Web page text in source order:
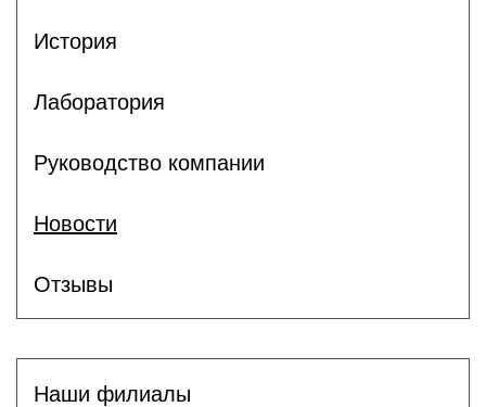
История
Лаборатория
Руководство компании
Новости
Отзывы
Наши филиалы